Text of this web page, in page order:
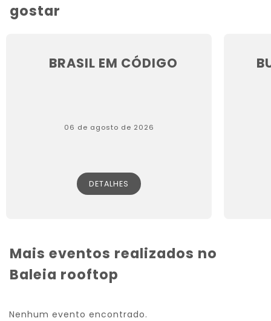
gostar
BRASIL EM CÓDIGO
06 de agosto de 2026
DETALHES
Mais eventos realizados no
Baleia rooftop
Nenhum evento encontrado.